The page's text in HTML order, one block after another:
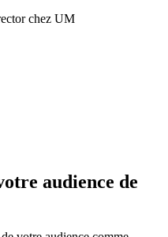
chez UM
audience de